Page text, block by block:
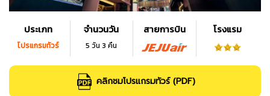
ประเภท
โปรแกรมทัวร์
จำนวนวัน
5 วัน 3 คืน
สายการบิน โรงแรม
คลิกชมโปรแกรมทัวร์ (PDF)